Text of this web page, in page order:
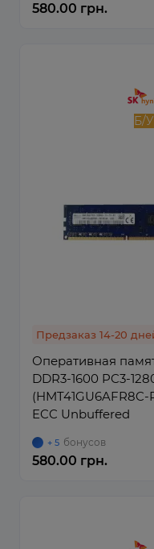
580.00 грн.
Б/У
Предзаказ 14-20
Оперативная
DDR3-1600 PC3-
ECC Unbuffered
+ 5 бонусов
580.00 грн.